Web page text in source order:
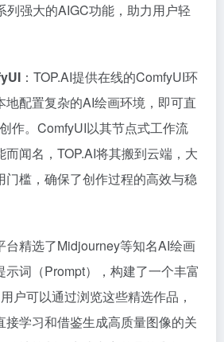
列强大的AIGC功能，助力用户轻
：TOP.AI提供在线的ComfyUI环
地配置复杂的AI绘画环境，即可直
作。ComfyUI以其节点式工作流
闻名，TOP.AI将其搬到云端，大
门槛，确保了创作过程的高效与稳
台精选了Midjourney等知名AI绘画
词（Prompt），构建了一个丰富
户可以通过浏览这些精选作品，
接学习和借鉴生成高质量图像的关